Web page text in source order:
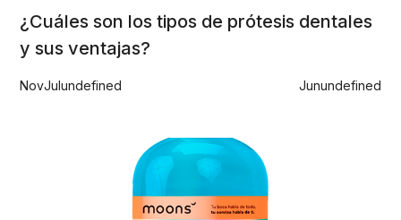
¿Cuáles son los tipos de prótesis dentales
y sus ventajas?
NovJulundefined Junundefined